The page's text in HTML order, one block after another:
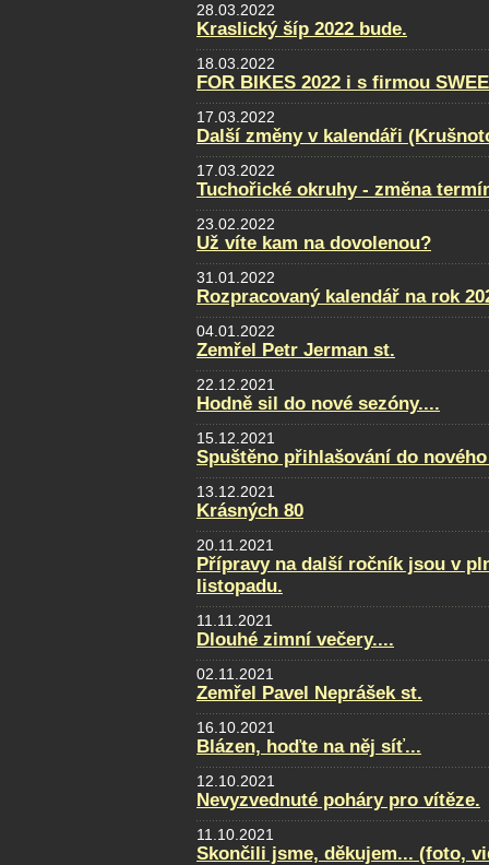
28.03.2022
Kraslický šíp 2022 bude.
18.03.2022
FOR BIKES 2022 i s firmou
17.03.2022
Další změny v kalendáři
17.03.2022
Tuchořické okruhy - změna
23.02.2022
Už víte kam na dovolenou?
31.01.2022
Rozpracovaný kalendář na rok
04.01.2022
Zemřel Petr Jerman st.
22.12.2021
Hodně sil do nové sezóny....
15.12.2021
Spuštěno přihlašování do
13.12.2021
Krásných 80
20.11.2021
Přípravy na další ročník jsou v
listopadu.
11.11.2021
Dlouhé zimní večery....
02.11.2021
Zemřel Pavel Neprášek st.
16.10.2021
Blázen, hoďte na něj síť...
12.10.2021
Nevyzvednuté poháry pro vítěze.
11.10.2021
Skončili jsme, děkujem... (foto,